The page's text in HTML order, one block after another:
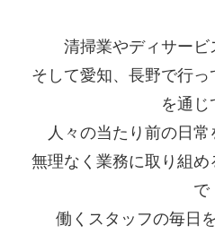
清掃業やディサービ
そして愛知、長野で行
を通
人々の当たり前の日常
無理なく業務に取り組め
で
働くスタッフの毎日